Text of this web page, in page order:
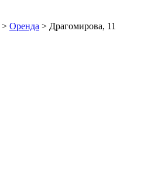
> Оренда > Драгомирова, 11